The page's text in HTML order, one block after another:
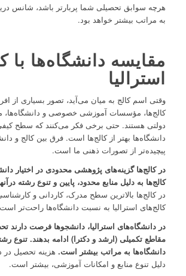
هرچه سوابق تحصیلی شما پربارتر باشد، شانس
به مراتب بیشتر خواهد بود.
مقایسه دانشگاه‌ها با
استرالیا
وقتی اسم کالج به میان می‌آید، تصور بسیاری از
کالج‌ها، مؤسسات آموزشی خصوصی و
دولتی هستند. حتی برخی فکر می‌کنند که سطح
دانشگاه‌ها بهتر از کالج‌ها است. فرق بین کالج و
پیچیده‌تر از تصورات ذهنی ما است.
در کالج‌ها گزینه‌های پژوهشی محدودی در اختیار
کالج‌ها به دلیل منابع محدود، پایین و تنوع رشته
در کالج‌ها بالاترین سطح مدرک، کاردانی و
کالج‌های استرالیا به نسبت دانشگاه‌ها راحت‌تر
در دانشگاه‌های استرالیا، دانشجوها فرصت دارند
مقاطع تکمیلی (ارشد و دکترا) ادامه بدهند. تنوع
دانشگاه‌ها به مراتب بیشتر است.هزینه تحصیل در
دلیل تنوع منابع و امکانات آموزشی، بیشتر است.